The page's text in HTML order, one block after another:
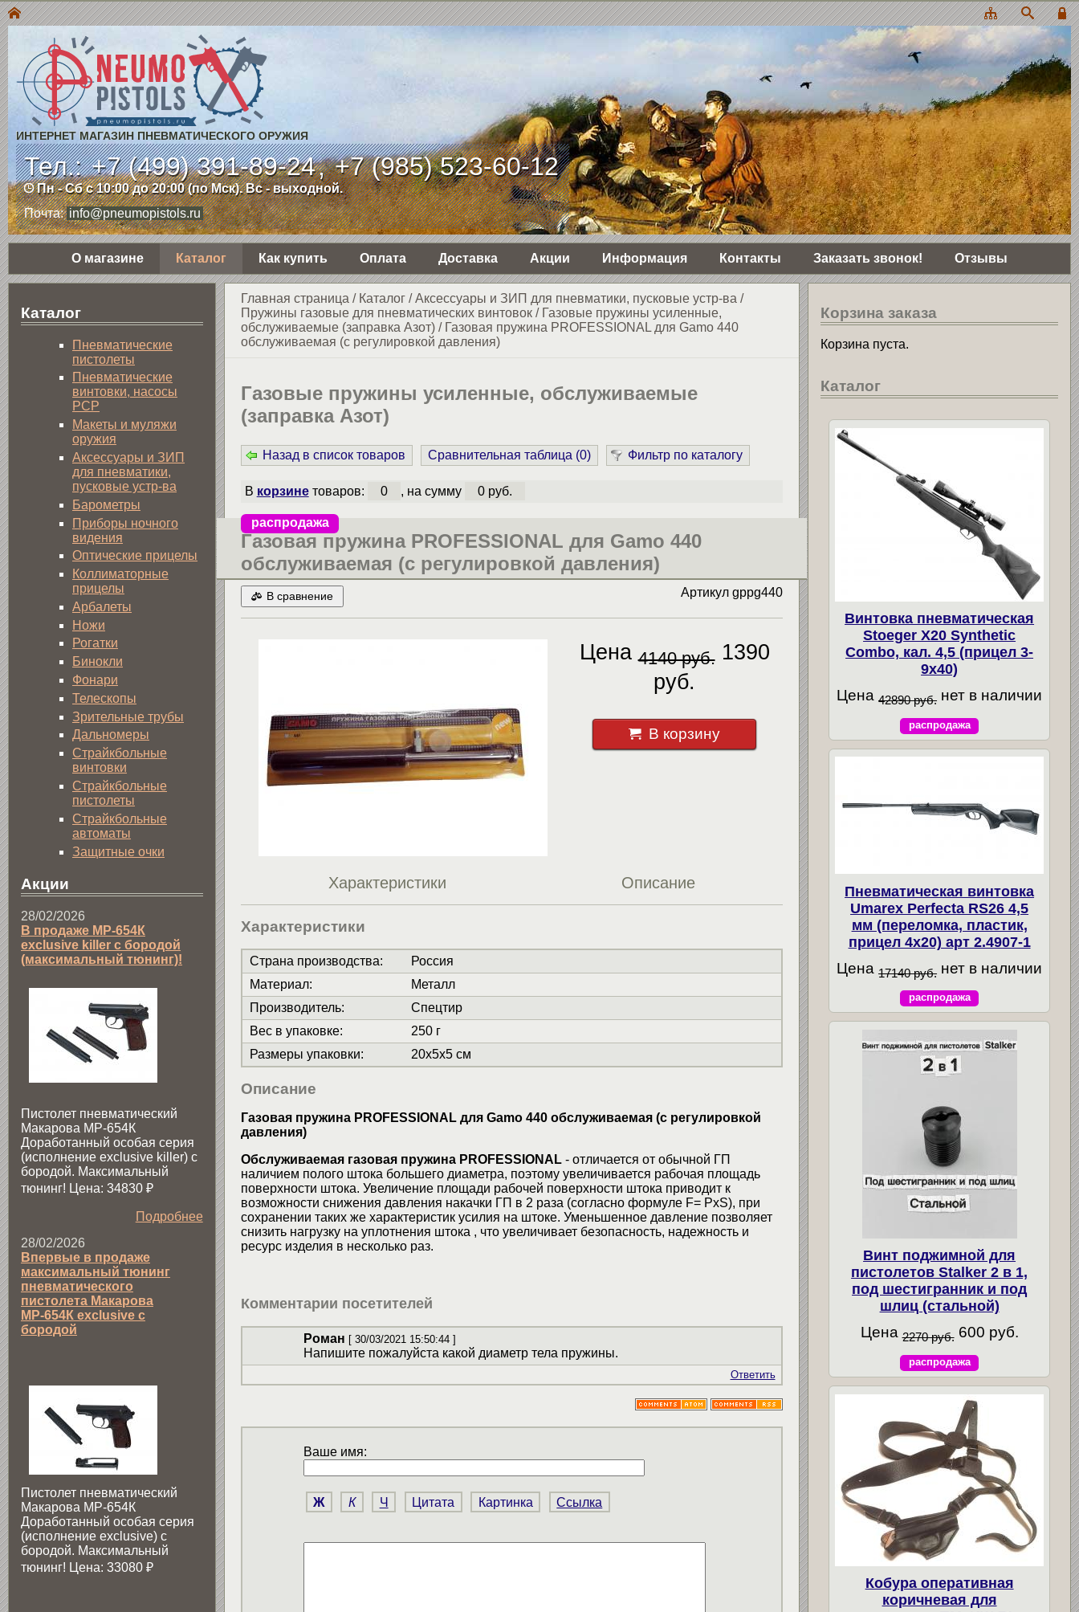
ИНТЕРНЕТ МАГАЗИН ПНЕВМАТИЧЕСКОГО ОРУЖИЯ
Тел.:+7 (499) 391-89-24,+7 (985) 523-60-12
Пн - Сб с 10:00 до 20:00 (по Мск). Вс - выходной.
Почта: info@pneumopistols.ru
О магазине Каталог Как купить Оплата Доставка Акции Информация Контакты Заказать звонок! Отзывы
Главная страница / Каталог/Аксессуары и ЗИП для пневматики, пусковые устр-ва /
Пружины газовые для пневматических винтовок/ Газовые пружины усиленные,
обслуживаемые (заправка Азот)/ Газовая пружина PROFESSIONAL для Gamo 440
обслуживаемая (с регулировкой давления)
Газовые пружины усиленные, обслуживаемые
(заправка Азот)
Назад в список товаров Сравнительная таблица (0) Фильтр по каталогу
В корзинетоваров: 0 , на сумму 0 руб.
распродажа
Газовая пружина PROFESSIONAL для Gamo 440
обслуживаемая (с регулировкой давления)
В сравнение Артикулgppg440
Цена 4140 руб. 1390
руб.
В корзину
Характеристики Описание
Характеристики
Страна производства:
Россия
Материал:
Металл
Производитель:
Спецтир
Вес в упаковке:
250 г
Размеры упаковки: 20x5x5 см
Описание
Газовая пружина PROFESSIONAL для Gamo 440 обслуживаемая (с регулировкой
давления)
Обслуживаемая газовая пружина PROFESSIONAL- отличается от обычной ГП
наличием полого штока большего диаметра, поэтому увеличивается рабочая площадь
поверхности штока. Увеличение площади рабочей поверхности штока приводит к
возможности снижения давления накачки ГП в 2 раза (согласно формуле F= PxS), при
сохранении таких же характеристик усилия на штоке. Уменьшенное давление позволяет
снизить нагрузку на уплотнения штока , что увеличивает безопасность, надежность и
ресурс изделия в несколько раз.
Комментарии посетителей
Роман [ 30/03/2021 15:50:44 ]
Напишите пожалуйста какой диаметр тела пружины.
Ответить
Ваше имя:
Ж К Ч Цитата Картинка Ссылка
Каталог
Пнев­ма­ти­чес­кие
пистолеты
Пневматические
винтовки, насосы
PCP
Макеты и муляжи
оружия
Аксессуары и ЗИП
для пневматики,
пусковые устр-ва
Барометры
Приборы ночного
видения
Оптические прицелы
Коллиматорные
прицелы
Арбалеты
Ножи
Рогатки
Бинокли
Фонари
Телескопы
Зрительные трубы
Дальномеры
Страйкбольные
винтовки
Страйкбольные
пистолеты
Страйкбольные
автоматы
Защитные очки
Акции
28/02/2026
В продаже МР-654К
exclusive killer с бородой
(максимальный тюнинг)!
Пистолет пневматический
Макарова МР-654К
Доработанный особая серия
(исполнение exclusive killer) с
бородой. Максимальный
тюнинг! Цена: 34830 ₽
Подробнее
28/02/2026
Впервые в продаже
максимальный тюнинг
пневматического
пистолета Макарова
МР-654К exclusive с
бородой
Пистолет пневматический
Макарова МР-654К
Доработанный особая серия
(исполнение exclusive) c
бородой. Максимальный
тюнинг! Цена: 33080 ₽
Корзина заказа
Корзина пуста.
Каталог
Винтовка пневматическая
Stoeger X20 Synthetic
Combo, кал. 4,5 (прицел 3-
9х40)
Цена 42890 руб. нет в наличии
распродажа
Пневматическая винтовка
Umarex Perfecta RS26 4,5
мм (переломка, пластик,
прицел 4x20) арт 2.4907-1
Цена 17140 руб. нет в наличии
распродажа
Винт поджимной для
пистолетов Stalker 2 в 1,
под шестигранник и под
шлиц (стальной)
Цена 2270 руб. 600 руб.
распродажа
Кобура оперативная
коричневая для